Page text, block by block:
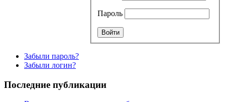
Пароль
Забыли пароль?
Забыли логин?
Последние публикации